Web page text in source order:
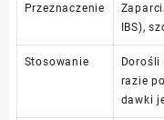
Przeznaczenie
IBS),
Stosowanie
Dorośli
razie
dawki